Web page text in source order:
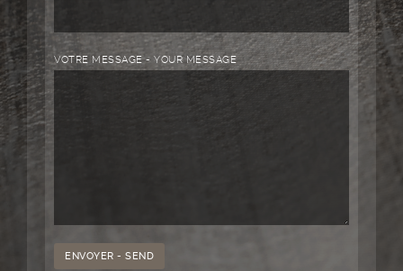
VOTRE MESSAGE - YOUR MESSAGE